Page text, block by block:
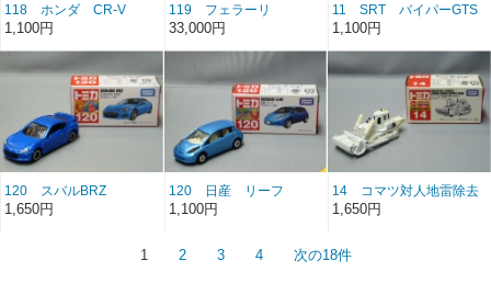
118 ホンダ CR-V
1,100円
119 フェラーリ
BB512
33,000円
11 SRT バイパーGTS
1,100円
120 スバルBRZ
1,650円
120 日産 リーフ
1,100円
14 コマツ対人地雷除去
機D85MS
1,650円
1 2 3 4 次の18件